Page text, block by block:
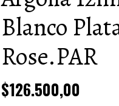
Blanco
Rose.PAR
$126.500,00